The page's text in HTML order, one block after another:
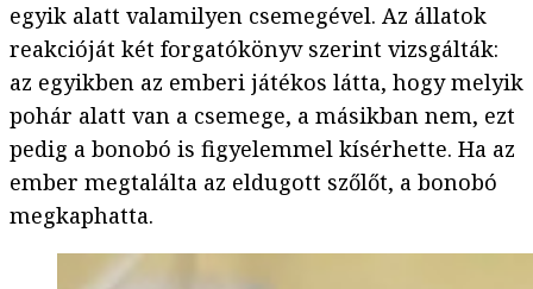
egyik alatt valamilyen csemegével. Az állatok
reakcióját két forgatókönyv szerint vizsgálták:
az egyikben az emberi játékos látta, hogy melyik
pohár alatt van a csemege, a másikban nem, ezt
pedig a bonobó is figyelemmel kísérhette. Ha az
ember megtalálta az eldugott szőlőt, a bonobó
megkaphatta.